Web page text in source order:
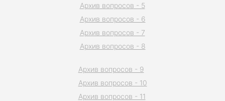
Архив вопросов - 5
Архив вопросов - 6
Архив вопросов - 7
Архив вопросов - 8
Архив вопросов - 9
Архив вопросов - 10
Архив вопросов - 11